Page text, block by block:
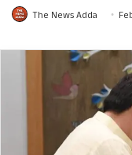
The News Adda